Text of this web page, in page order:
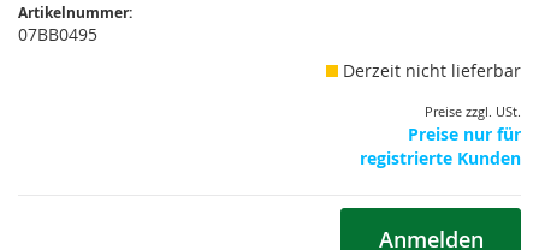
Artikelnummer:
07BB0495
Derzeit nicht lieferbar
Preise zzgl. USt.
Preise nur für
registrierte Kunden
Anmelden